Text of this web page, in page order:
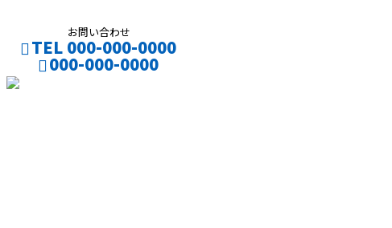
お問い合わせ
TEL 000-000-0000
000-000-0000